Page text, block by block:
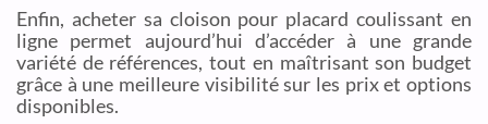
Enfin, acheter sa cloison pour placard coulissant en
ligne permet aujourd’hui d’accéder à une grande
variété de références, tout en maîtrisant son budget
grâce à une meilleure visibilité sur les prix et options
disponibles.